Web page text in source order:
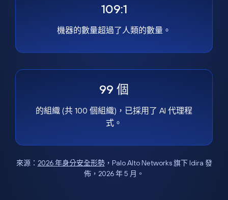
109:1
機器的數量超過了人類的數量。
99 個
的組織 (共 100 個組織)，已採用了 AI 代理程
式。
來源： 2026 年身分安全形勢，Palo Alto Networks 旗下 Idira 發
佈，2026 年 5 月。